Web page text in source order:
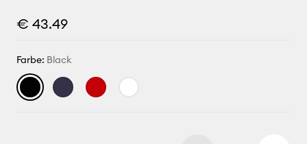
€ 43.49
Farbe: Black